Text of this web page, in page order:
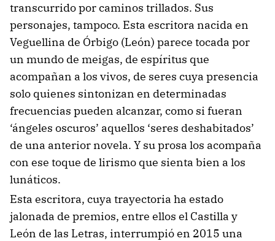
transcurrido por caminos trillados. Sus
personajes, tampoco. Esta escritora nacida en
Veguellina de Órbigo (León) parece tocada por
un mundo de meigas, de espíritus que
acompañan a los vivos, de seres cuya presencia
solo quienes sintonizan en determinadas
frecuencias pueden alcanzar, como si fueran
‘ángeles oscuros’ aquellos ‘seres deshabitados’
de una anterior novela. Y su prosa los acompaña
con ese toque de lirismo que sienta bien a los
lunáticos.
Esta escritora, cuya trayectoria ha estado
jalonada de premios, entre ellos el Castilla y
León de las Letras, interrumpió en 2015 una